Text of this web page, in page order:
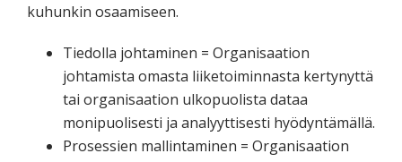
kuhunkin osaamiseen.
Tiedolla johtaminen = Organisaation
johtamista omasta liiketoiminnasta kertynyttä
tai organisaation ulkopuolista dataa
monipuolisesti ja analyyttisesti hyödyntämällä.
Prosessien mallintaminen = Organisaation